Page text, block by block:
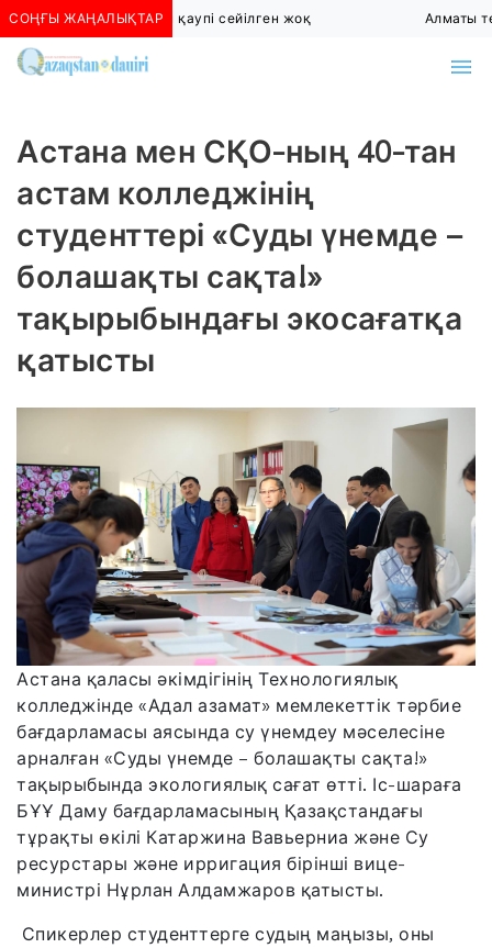
СОҢҒЫ ЖАҢАЛЫҚТАР
Алматыда көшкін қаупі сейілген жоқ Алматы
Астана мен СҚО-ның 40-тан
астам колледжінің
студенттері «Суды үнемде –
болашақты сақта!»
тақырыбындағы экосағатқа
қатысты
Астана қаласы әкімдігінің Технологиялық
колледжінде «Адал азамат» мемлекеттік тәрбие
бағдарламасы аясында су үнемдеу мәселесіне
арналған «Суды үнемде – болашақты сақта!»
тақырыбында экологиялық сағат өтті. Іс-шараға
БҰҰ Даму бағдарламасының Қазақстандағы
тұрақты өкілі Катаржина Вавьерниа және Су
ресурстары және ирригация бірінші вице-
министрі Нұрлан Алдамжаров қатысты.
Спикерлер студенттерге судың маңызы, оны